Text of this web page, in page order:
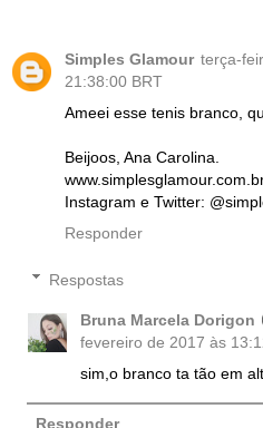
Simples Glamour terça-
21:38:00 BRT
Ameei esse tenis branco,
Beijoos, Ana Carolina.
Instagram e Twitter:
Responder
Respostas
Bruna Marcela Dorigon
fevereiro de 2017 às
sim,o branco ta tão em
Responder